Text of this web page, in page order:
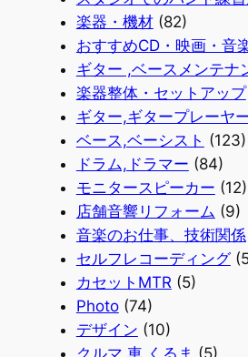
楽器・機材(82)
おすすめCD・映画・音
ギター ,ベースメンテナ
楽器整体・セットアップ
ギター,ギタープレーヤ
ベース,ベーシスト (123)
ドラム,ドラマー (84)
モニタースピーカー (12)
店舗音響リフォーム (9)
音楽のお仕事、技術関係
セルフレコーディング
カセットMTR(5)
Photo(74)
デザイン (10)